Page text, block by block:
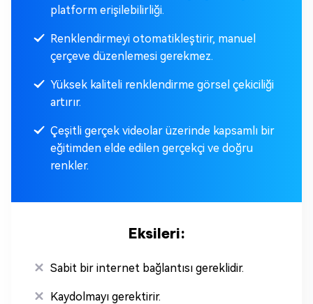
platform erişilebilirliği.
Renklendirmeyi otomatikleştirir, manuel
çerçeve düzenlemesi gerekmez.
Yüksek kaliteli renklendirme görsel çekiciliği
artırır.
Çeşitli gerçek videolar üzerinde kapsamlı bir
eğitimden elde edilen gerçekçi ve doğru
renkler.
Eksileri:
Sabit bir internet bağlantısı gereklidir.
Kaydolmayı gerektirir.